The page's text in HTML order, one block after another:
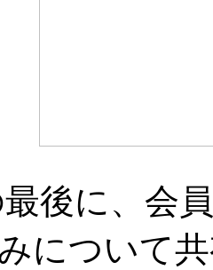
後に、会
について